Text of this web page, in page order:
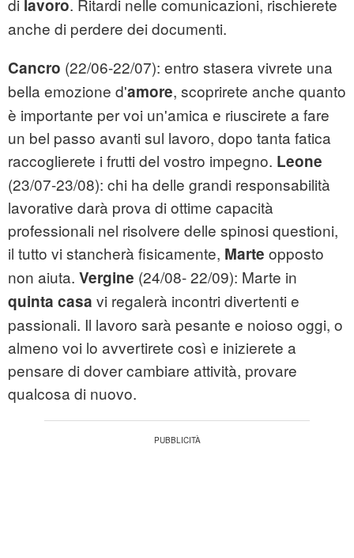
di lavoro. Ritardi nelle comunicazioni, rischierete
anche di perdere dei documenti.
Cancro (22/06-22/07): entro stasera vivrete una
bella emozione d'amore, scoprirete anche quanto
è importante per voi un'amica e riuscirete a fare
un bel passo avanti sul lavoro, dopo tanta fatica
raccoglierete i frutti del vostro impegno. Leone
(23/07-23/08): chi ha delle grandi responsabilità
lavorative darà prova di ottime capacità
professionali nel risolvere delle spinosi questioni,
il tutto vi stancherà fisicamente, Marte opposto
non aiuta. Vergine (24/08- 22/09): Marte in
quinta casa vi regalerà incontri divertenti e
passionali. Il lavoro sarà pesante e noioso oggi, o
almeno voi lo avvertirete così e inizierete a
pensare di dover cambiare attività, provare
qualcosa di nuovo.